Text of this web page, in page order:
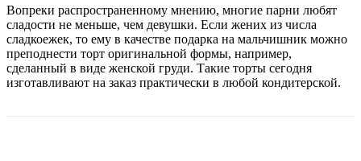
Вопреки распространенному мнению, многие парни любят
сладости не меньше, чем девушки. Если жених из числа
сладкоежек, то ему в качестве подарка на мальчишник можно
преподнести торт оригинальной формы, например,
сделанный в виде женской груди. Такие торты сегодня
изготавливают на заказ практически в любой кондитерской.